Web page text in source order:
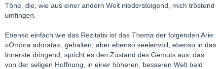
Töne, die, wie aus einer andern Welt niedersteigend, mich tröstend
umfingen. –
Ebenso einfach wie das Rezitativ ist das Thema der folgenden Arie:
»Ombra adorata«, gehalten; aber ebenso seelenvoll, ebenso in das
Innerste dringend, spricht es den Zustand des Gemüts aus, das
von der seligen Hoffnung, in einer höheren, besseren Welt bald